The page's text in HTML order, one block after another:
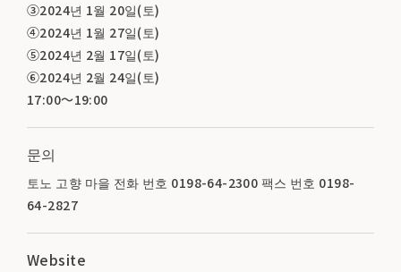
③2024년 1월 20일(토)
④2024년 1월 27일(토)
⑤2024년 2월 17일(토)
⑥2024년 2월 24일(토)
17:00～19:00
문의
토노 고향 마을 전화 번호 0198-64-2300 팩스 번호 0198-
64-2827
Website